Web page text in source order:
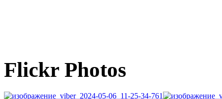
Flickr Photos